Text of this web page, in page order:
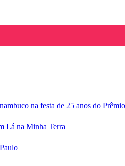
na festa de 25 anos do
Lá na Minha Terra